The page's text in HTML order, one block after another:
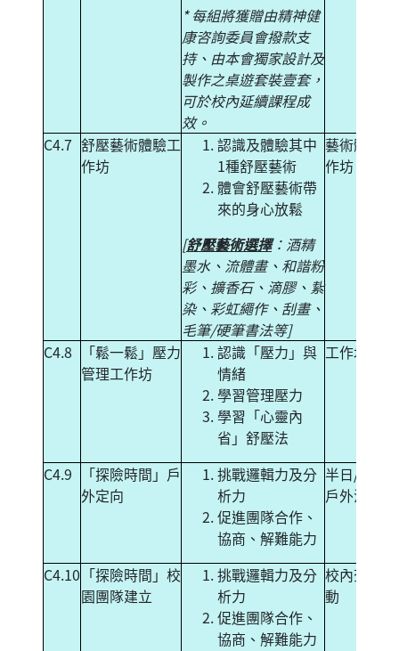
* 每組將獲贈由精神健
康咨詢委員會撥款支
持、由本會獨家設計及
製作之桌遊套裝壹套，
可於校內延續課程成
效。
C4.7 舒壓藝術體驗工
作坊
認識及體驗其中
1種舒壓藝術
體會舒壓藝術帶
來的身心放鬆
[舒壓藝術選擇：酒精
墨水、流體畫、和諧粉
彩、擴香石、滴膠、紥
染、彩虹繩作、刮畫、
毛筆/硬筆書法等]
藝術體驗工
作坊
C4.8
「鬆一鬆」壓力
管理工作坊
認識「壓力」與
情緒
學習管理壓力
學習「心靈內
省」舒壓法
工作坊
C4.9
「探險時間」戶
外定向
挑戰邏輯力及分
析力
促進團隊合作、
協商、解難能力
半日/全天
戶外活動
C4.10 「探險時間」校
園團隊建立
挑戰邏輯力及分
析力
促進團隊合作、
協商、解難能力
校內查案活
動